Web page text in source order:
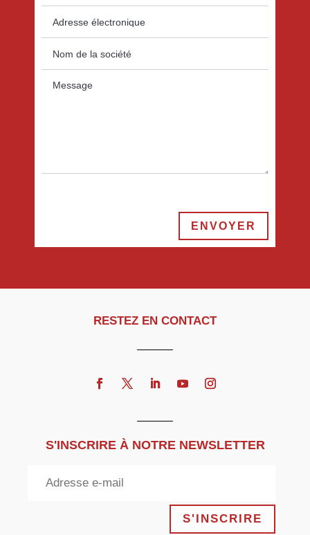
ENVOYER
RESTEZ EN CONTACT
S'INSCRIRE À NOTRE NEWSLETTER
S'INSCRIRE